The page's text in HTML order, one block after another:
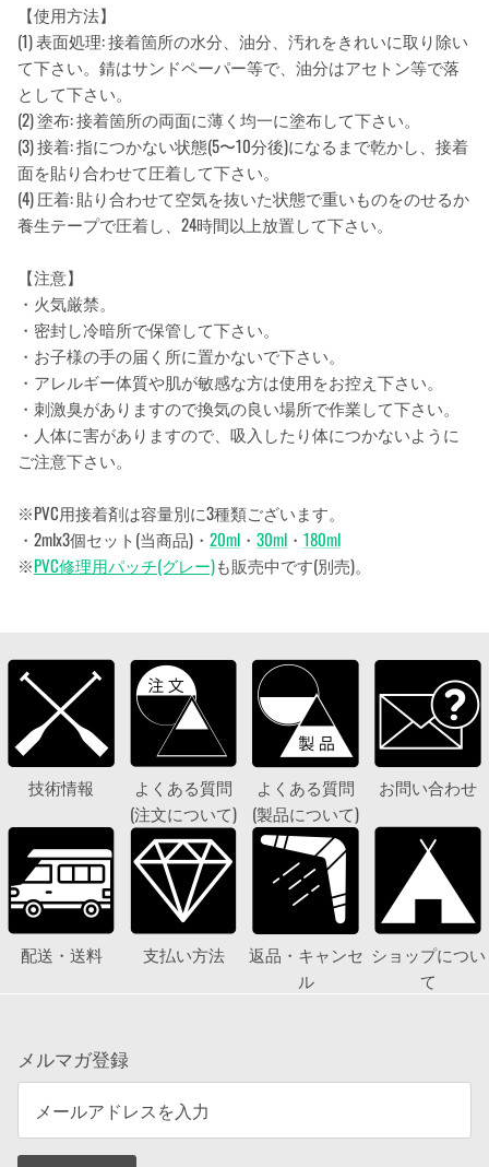
【使用方法】
(1) 表面処理: 接着箇所の水分、油分、汚れをきれいに取り除い
て下さい。錆はサンドペーパー等で、油分はアセトン等で落
として下さい。
(2) 塗布: 接着箇所の両面に薄く均一に塗布して下さい。
(3) 接着: 指につかない状態(5〜10分後)になるまで乾かし、接着
面を貼り合わせて圧着して下さい。
(4) 圧着: 貼り合わせて空気を抜いた状態で重いものをのせるか
養生テープで圧着し、24時間以上放置して下さい。
【注意】
・火気厳禁。
・密封し冷暗所で保管して下さい。
・お子様の手の届く所に置かないで下さい。
・アレルギー体質や肌が敏感な方は使用をお控え下さい。
・刺激臭がありますので換気の良い場所で作業して下さい。
・人体に害がありますので、吸入したり体につかないように
ご注意下さい。
※PVC用接着剤は容量別に3種類ございます。
・2mlx3個セット(当商品)・ 20ml ・ 30ml ・ 180ml
※PVC修理用パッチ(グレー)も販売中です(別売)。
技術情報
よくある質問
(注文について)
よくある質問
(製品について)
お問い合わせ
配送・送料 支払い方法
返品・キャンセ
ル
ショップについ
て
メルマガ登録